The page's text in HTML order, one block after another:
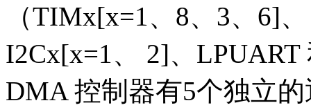
（TIMx[x=1、8、3、6]
I2Cx[x=1、 2]、
DMA 控制器有5个独立